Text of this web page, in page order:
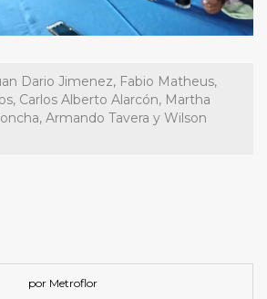
Dario Jimenez, Fabio Matheus,
Carlos Alberto Alarcón, Martha
Armando Tavera y Wilson
por Metroflor